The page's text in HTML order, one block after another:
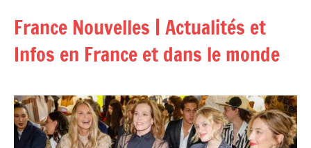
contenu
France Nouvelles | Actualités et
Infos en France et dans le monde